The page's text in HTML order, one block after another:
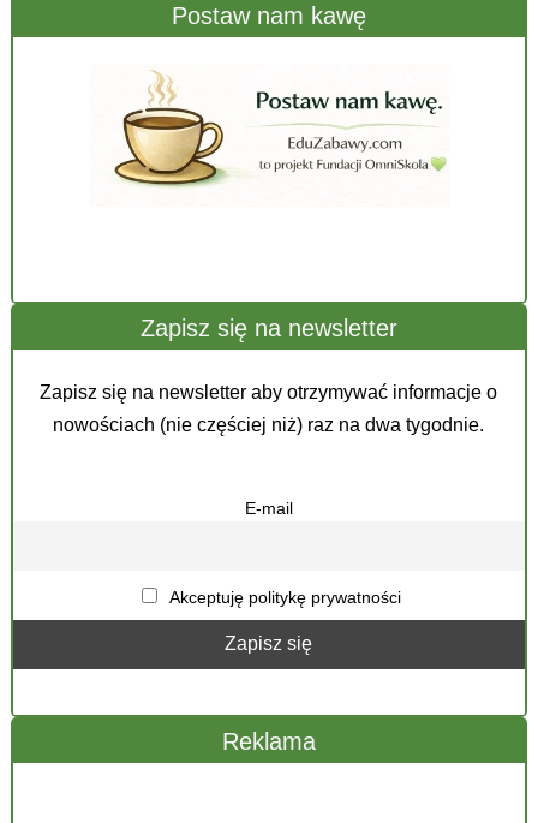
Postaw nam kawę
Zapisz się na newsletter
Zapisz się na newsletter aby otrzymywać informacje o
nowościach (nie częściej niż) raz na dwa tygodnie.
E-mail
Akceptuję politykę prywatności
Reklama